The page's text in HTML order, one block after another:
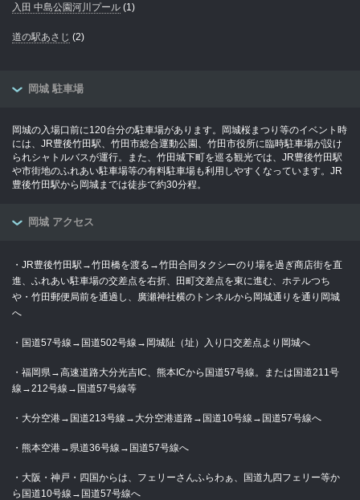
入田 中島公園河川プール (1)
道の駅あさじ (2)
岡城 駐車場
岡城の入場口前に120台分の駐車場があります。岡城桜まつり等のイベント時
には、JR豊後竹田駅、竹田市総合運動公園、竹田市役所に臨時駐車場が設け
られシャトルバスが運行。また、竹田城下町を巡る観光では、JR豊後竹田駅
や市街地のふれあい駐車場等の有料駐車場も利用しやすくなっています。JR
豊後竹田駅から岡城までは徒歩で約30分程。
岡城 アクセス
・JR豊後竹田駅→竹田橋を渡る→竹田合同タクシーのり場を過ぎ商店街を直
進、ふれあい駐車場の交差点を右折、田町交差点を東に進む、ホテルつち
や・竹田郵便局前を通過し、廣瀬神社横のトンネルから岡城通りを通り岡城
へ
・国道57号線→国道502号線→岡城阯（址）入り口交差点より岡城へ
・福岡県→高速道路大分光吉IC、熊本ICから国道57号線。または国道211号
線→212号線→国道57号線等
・大分空港→国道213号線→大分空港道路→国道10号線→国道57号線へ
・熊本空港→県道36号線→国道57号線へ
・大阪・神戸・四国からは、フェリーさんふらわぁ、国道九四フェリー等か
ら国道10号線→国道57号線へ